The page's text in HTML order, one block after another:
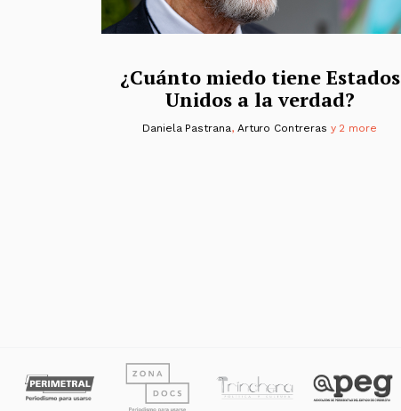
¿Cuánto miedo tiene Estados
Unidos a la verdad?
Daniela Pastrana, Arturo Contreras y 2 more